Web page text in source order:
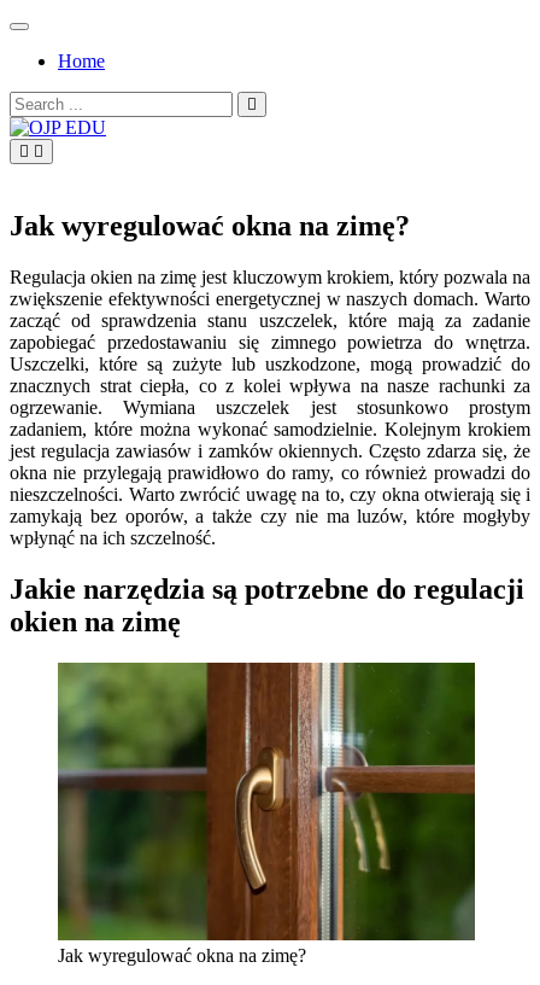
Skip
contentHome
Search
for:
Jak wyregulować okna na zimę?
Regulacja okien na zimę jest kluczowym krokiem, który pozwala na
zwiększenie efektywności energetycznej w naszych domach. Warto
zacząć od sprawdzenia stanu uszczelek, które mają za zadanie
zapobiegać przedostawaniu się zimnego powietrza do wnętrza.
Uszczelki, które są zużyte lub uszkodzone, mogą prowadzić do
znacznych strat ciepła, co z kolei wpływa na nasze rachunki za
ogrzewanie. Wymiana uszczelek jest stosunkowo prostym
zadaniem, które można wykonać samodzielnie. Kolejnym krokiem
jest regulacja zawiasów i zamków okiennych. Często zdarza się, że
okna nie przylegają prawidłowo do ramy, co również prowadzi do
nieszczelności. Warto zwrócić uwagę na to, czy okna otwierają się i
zamykają bez oporów, a także czy nie ma luzów, które mogłyby
wpłynąć na ich szczelność.
Jakie narzędzia są potrzebne do regulacji
okien na zimę
Jak wyregulować okna na zimę?